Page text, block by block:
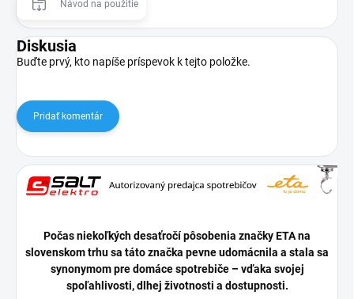
Návod na použitie
Diskusia
Buďte prvý, kto napíše príspevok k tejto položke.
Pridať komentár
Počas niekoľkých desaťročí pôsobenia značky ETA na
slovenskom trhu sa táto značka pevne udomácnila a stala sa
synonymom pre domáce spotrebiče – vďaka svojej
spoľahlivosti, dlhej životnosti a dostupnosti.